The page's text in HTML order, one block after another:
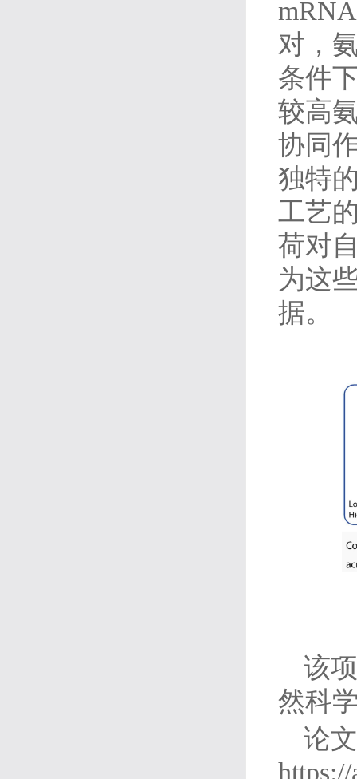
对，
条件
较高
协同
独特
工艺
荷对
为这
据。
该
然科
论